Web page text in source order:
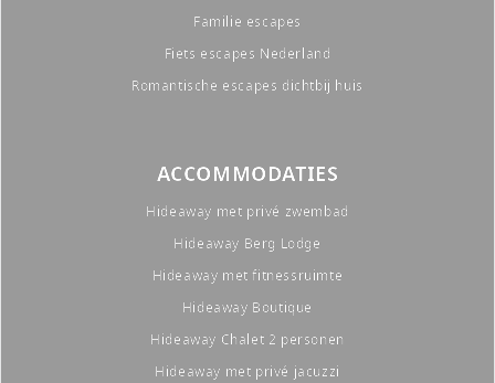
Familie escapes
Fiets escapes Nederland
Romantische escapes dichtbij huis
ACCOMMODATIES
Hideaway met privé zwembad
Hideaway Berg Lodge
Hideaway met fitnessruimte
Hideaway Boutique
Hideaway Chalet 2 personen
Hideaway met privé jacuzzi